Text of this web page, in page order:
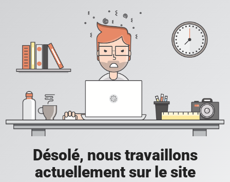
Désolé, nous travaillons
actuellement sur le site